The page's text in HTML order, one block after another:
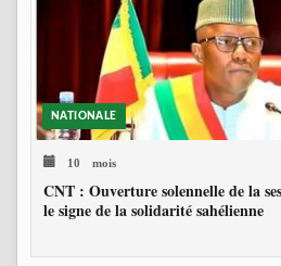
NATIONALE
10 mois
CNT : Ouverture solennelle de la
le signe de la solidarité sahélienne